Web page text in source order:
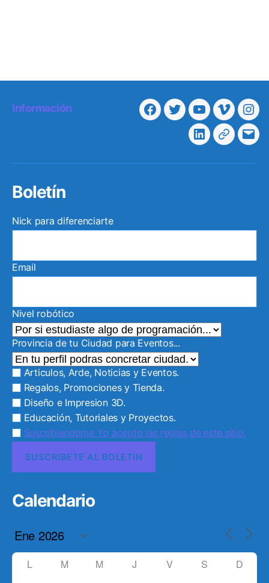
Información
Facebook
TwitterYoutubeVimeo
LinkedinTelegram
Boletín
Nick para diferenciarte
Email
Nivel robótico
Provincia de tu Ciudad para Eventos...
Articulos, Arde, Noticias y Eventos.
Regalos, Promociones y Tienda.
Diseño e Impresion 3D.
Educación, Tutoriales y Proyectos.
Suscribiendome Yo acepto las reglas de este sitio.
Calendario
L M M J V S D